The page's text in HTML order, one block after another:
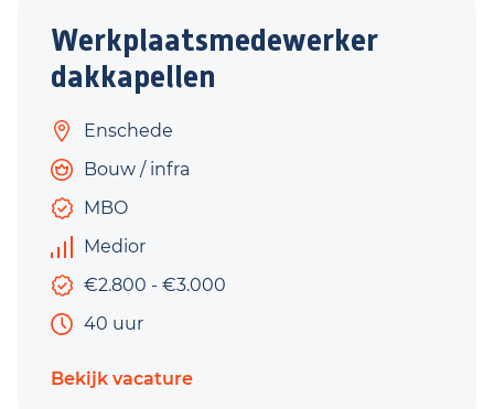
Werkplaatsmedewerker
dakkapellen
Enschede
Bouw / infra
MBO
Medior
€2.800 - €3.000
40 uur
Bekijk vacature